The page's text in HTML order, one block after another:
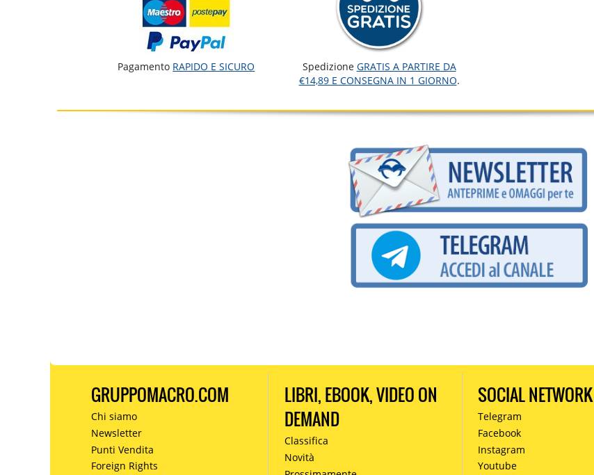
Pagamento RAPIDO E SICURO Spedizione GRATIS A PARTIRE DA
€14,89 E CONSEGNA IN 1 GIORNO.
GRUPPOMACRO.COM
Chi siamo
Newsletter
Punti Vendita
Foreign Rights
LIBRI, EBOOK, VIDEO ON
DEMAND
Classifica
Novità
SOCIAL NETWORK
Telegram
Facebook
Instagram
Youtube